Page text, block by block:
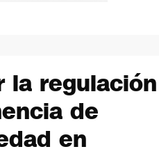
la regulación
de
en